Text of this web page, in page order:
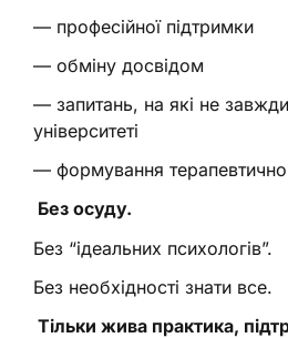
— професійної підтримки
— обміну досвідом
— запитань, на які не
університеті
— формування
Без осуду.
Без “ідеальних психологів”.
Без необхідності знати все.
Тільки жива практика,